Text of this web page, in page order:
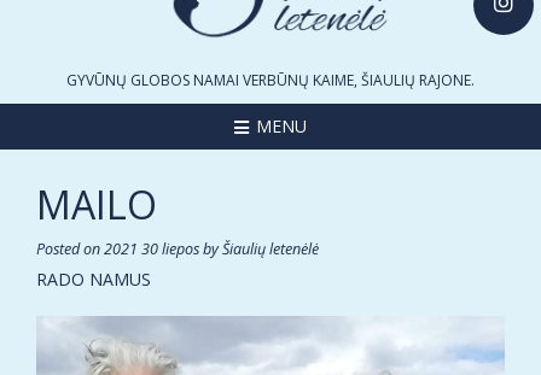
GYVŪNŲ GLOBOS NAMAI VERBŪNŲ KAIME, ŠIAULIŲ RAJONE.
MENU
MAILO
Posted on2021 30 lieposbyŠiaulių letenėlė
RADO NAMUS